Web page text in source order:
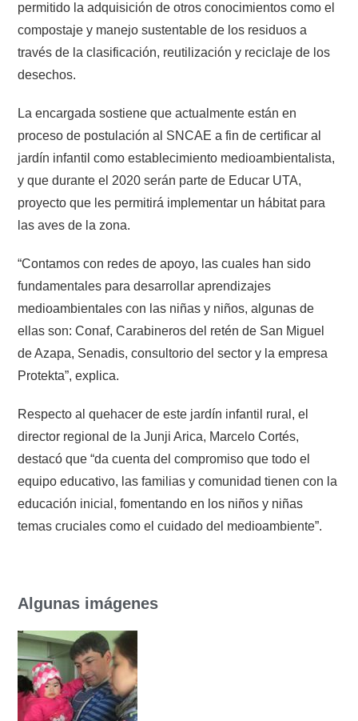
permitido la adquisición de otros conocimientos como el
compostaje y manejo sustentable de los residuos a
través de la clasificación, reutilización y reciclaje de los
desechos.
La encargada sostiene que actualmente están en
proceso de postulación al SNCAE a fin de certificar al
jardín infantil como establecimiento medioambientalista,
y que durante el 2020 serán parte de Educar UTA,
proyecto que les permitirá implementar un hábitat para
las aves de la zona.
“Contamos con redes de apoyo, las cuales han sido
fundamentales para desarrollar aprendizajes
medioambientales con las niñas y niños, algunas de
ellas son: Conaf, Carabineros del retén de San Miguel
de Azapa, Senadis, consultorio del sector y la empresa
Protekta”, explica.
Respecto al quehacer de este jardín infantil rural, el
director regional de la Junji Arica, Marcelo Cortés,
destacó que “da cuenta del compromiso que todo el
equipo educativo, las familias y comunidad tienen con la
educación inicial, fomentando en los niños y niñas
temas cruciales como el cuidado del medioambiente”.
Algunas imágenes